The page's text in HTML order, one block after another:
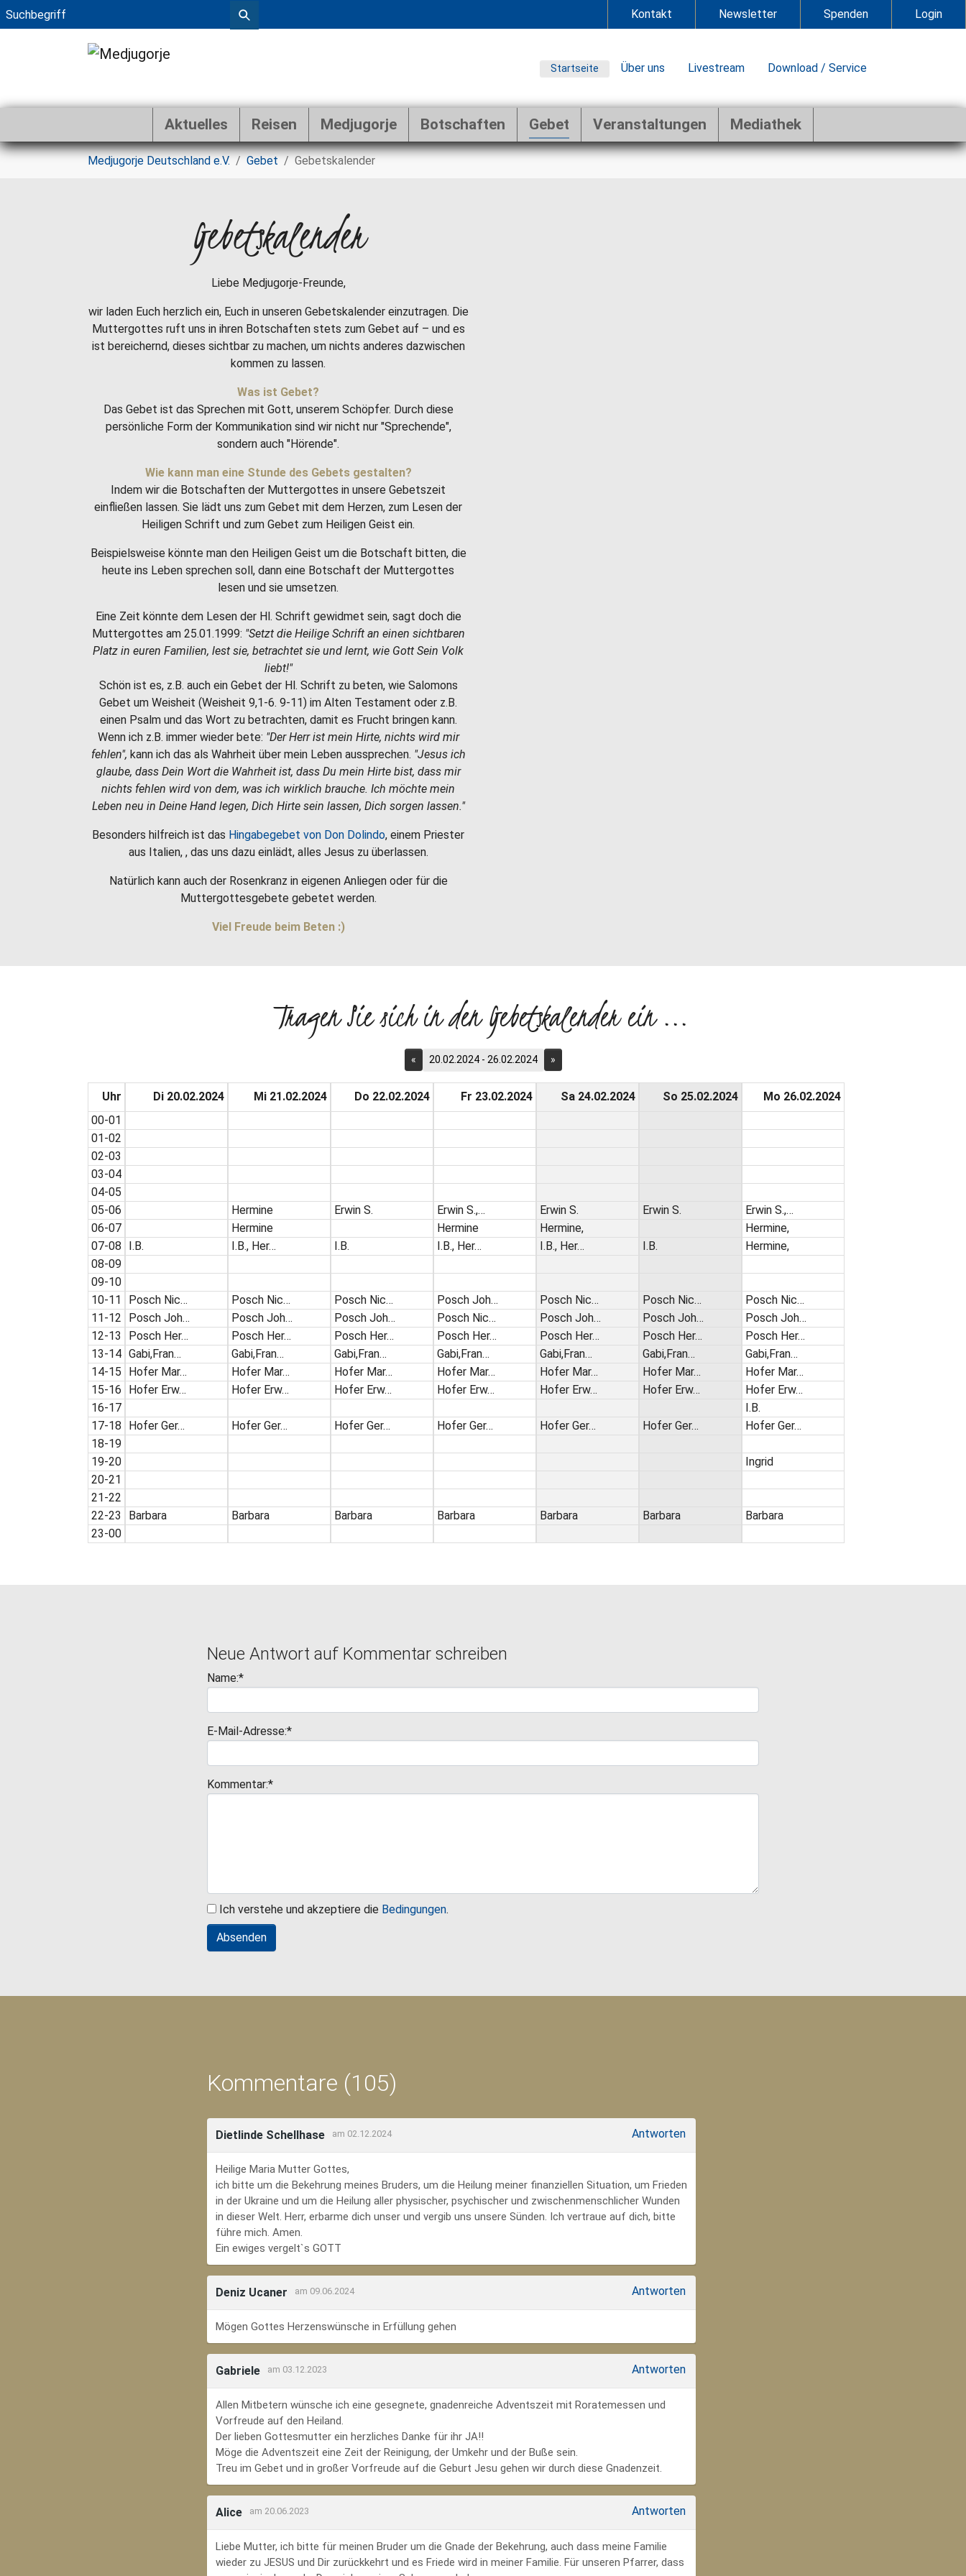
Zum Hauptinhalt springen
Kontakt Newsletter Spenden Login
Startseite Über uns Livestream Download / Service
Aktuelles Reisen Medjugorje Botschaften Gebet Veranstaltungen Mediathek
Sie sind hier:
Medjugorje Deutschland e.V. Gebet Gebetskalender
Gebetskalender
Liebe Medjugorje-Freunde,
wir laden Euch herzlich ein, Euch in unseren Gebetskalender einzutragen. Die
Muttergottes ruft uns in ihren Botschaften stets zum Gebet auf – und es
ist bereichernd, dieses sichtbar zu machen, um nichts anderes dazwischen
kommen zu lassen.
Was ist Gebet?
Das Gebet ist das Sprechen mit Gott, unserem Schöpfer. Durch diese
persönliche Form der Kommunikation sind wir nicht nur "Sprechende",
sondern auch "Hörende".
Wie kann man eine Stunde des Gebets gestalten?
Indem wir die Botschaften der Muttergottes in unsere Gebetszeit
einfließen lassen. Sie lädt uns zum Gebet mit dem Herzen, zum Lesen der
Heiligen Schrift und zum Gebet zum Heiligen Geist ein.
Beispielsweise könnte man den Heiligen Geist um die Botschaft bitten, die
heute ins Leben sprechen soll, dann eine Botschaft der Muttergottes
lesen und sie umsetzen.
Eine Zeit könnte dem Lesen der Hl. Schrift gewidmet sein, sagt doch die
Muttergottes am 25.01.1999: "Setzt die Heilige Schrift an einen sichtbaren
Platz in euren Familien, lest sie, betrachtet sie und lernt, wie Gott Sein Volk
liebt!"
Schön ist es, z.B. auch ein Gebet der Hl. Schrift zu beten, wie Salomons
Gebet um Weisheit (Weisheit 9,1-6. 9-11) im Alten Testament oder z.B.
einen Psalm und das Wort zu betrachten, damit es Frucht bringen kann.
Wenn ich z.B. immer wieder bete: "Der Herr ist mein Hirte, nichts wird mir
fehlen", kann ich das als Wahrheit über mein Leben aussprechen. "Jesus ich
glaube, dass Dein Wort die Wahrheit ist, dass Du mein Hirte bist, dass mir
nichts fehlen wird von dem, was ich wirklich brauche. Ich möchte mein
Leben neu in Deine Hand legen, Dich Hirte sein lassen, Dich sorgen lassen."
Besonders hilfreich ist das Hingabegebet von Don Dolindo, einem Priester
aus Italien, , das uns dazu einlädt, alles Jesus zu überlassen.
Natürlich kann auch der Rosenkranz in eigenen Anliegen oder für die
Muttergottesgebete gebetet werden.
Viel Freude beim Beten :)
Tragen Sie sich in den Gebetskalender ein ...
« 20.02.2024 - 26.02.2024 »
Uhr
00-01
01-02
02-03
03-04
04-05
05-06
06-07
07-08
08-09
09-10
10-11
11-12
12-13
13-14
14-15
15-16
16-17
17-18
18-19
19-20
20-21
21-22
22-23
23-00
Di 20.02.2024
I.B.
Posch Nic…
Posch Joh…
Posch Her…
Gabi,Fran…
Hofer Mar…
Hofer Erw…
Hofer Ger…
Barbara
Mi 21.02.2024
Hermine
Hermine
I.B., Her…
Posch Nic…
Posch Joh…
Posch Her…
Gabi,Fran…
Hofer Mar…
Hofer Erw…
Hofer Ger…
Barbara
Do 22.02.2024
Erwin S.
I.B.
Posch Nic…
Posch Joh…
Posch Her…
Gabi,Fran…
Hofer Mar…
Hofer Erw…
Hofer Ger…
Barbara
Fr 23.02.2024
Erwin S.,…
Hermine
I.B., Her…
Posch Joh…
Posch Nic…
Posch Her…
Gabi,Fran…
Hofer Mar…
Hofer Erw…
Hofer Ger…
Barbara
Sa 24.02.2024
Erwin S.
Hermine,
I.B., Her…
Posch Nic…
Posch Joh…
Posch Her…
Gabi,Fran…
Hofer Mar…
Hofer Erw…
Hofer Ger…
Barbara
So 25.02.2024
Erwin S.
I.B.
Posch Nic…
Posch Joh…
Posch Her…
Gabi,Fran…
Hofer Mar…
Hofer Erw…
Hofer Ger…
Barbara
Mo 26.02.2024
Erwin S.,…
Hermine,
Hermine,
Posch Nic…
Posch Joh…
Posch Her…
Gabi,Fran…
Hofer Mar…
Hofer Erw…
I.B.
Hofer Ger…
Ingrid
Barbara
Neue Antwort auf Kommentar schreiben
Name:*
E-Mail-Adresse:*
Kommentar:*
Ich verstehe und akzeptiere die Bedingungen.
Kommentare (105)
Dietlinde Schellhase am 02.12.2024 Antworten
Heilige Maria Mutter Gottes,
ich bitte um die Bekehrung meines Bruders, um die Heilung meiner finanziellen Situation, um Frieden
in der Ukraine und um die Heilung aller physischer, psychischer und zwischenmenschlicher Wunden
in dieser Welt. Herr, erbarme dich unser und vergib uns unsere Sünden. Ich vertraue auf dich, bitte
führe mich. Amen.
Ein ewiges vergelt`s GOTT
Deniz Ucaner am 09.06.2024 Antworten
Mögen Gottes Herzenswünsche in Erfüllung gehen
Gabriele am 03.12.2023 Antworten
Allen Mitbetern wünsche ich eine gesegnete, gnadenreiche Adventszeit mit Roratemessen und
Vorfreude auf den Heiland.
Der lieben Gottesmutter ein herzliches Danke für ihr JA!!
Möge die Adventszeit eine Zeit der Reinigung, der Umkehr und der Buße sein.
Treu im Gebet und in großer Vorfreude auf die Geburt Jesu gehen wir durch diese Gnadenzeit.
Alice am 20.06.2023 Antworten
Liebe Mutter, ich bitte für meinen Bruder um die Gnade der Bekehrung, auch dass meine Familie
wieder zu JESUS und Dir zurückkehrt und es Friede wird in meiner Familie. Für unseren Pfarrer, dass